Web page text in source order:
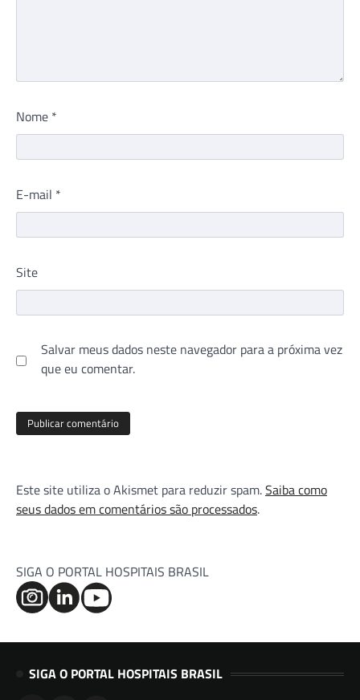
Nome *
E-mail *
Site
Salvar meus dados neste navegador para a próxima vez
que eu comentar.
Este site utiliza o Akismet para reduzir spam.Saiba como
seus dados em comentários são processados.
SIGA O PORTAL HOSPITAIS BRASIL
SIGA O PORTAL HOSPITAIS BRASIL